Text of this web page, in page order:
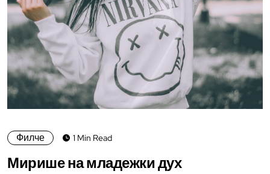
Филче 1 Min Read
Мирише на младежки дух